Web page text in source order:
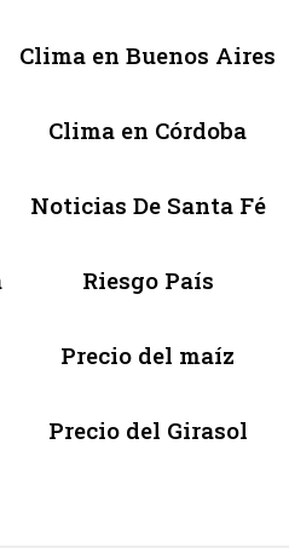
Clima en Buenos Aires
Clima en Córdoba
Noticias De Santa Fé
Riesgo País
Precio del maíz
Precio del Girasol